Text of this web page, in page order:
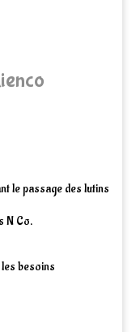
le passage des lutins
N Co.
besoins